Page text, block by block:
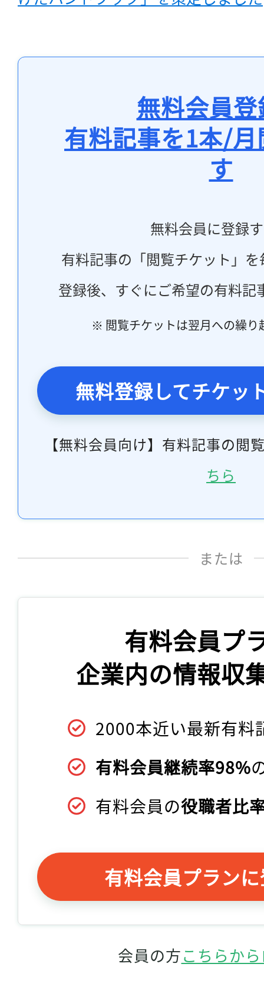
無料会員
有料記事を1本/
す
無料会員に登録
有料記事の「閲覧チケット」
登録後、すぐにご希望の有料記
※ 閲覧チケットは翌月への繰り
無料登録してチケッ
【無料会員向け】有料記事の閲
ちら
または
有料会員プ
企業内の情報収
2000本近い最新有料
有料会員継続率98%
有料会員の役職者比
有料会員プラン
会員の方こちらか